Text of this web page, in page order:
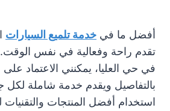
أفضل ما في خدمة تلميع السيارات
تقدم راحة وفعالية في نفس الوقت.
في حي العليا، يمكنني الاعتماد
بالتفاصيل ويقدم خدمة شاملة لكل
استخدام أفضل المنتجات والتقنيات